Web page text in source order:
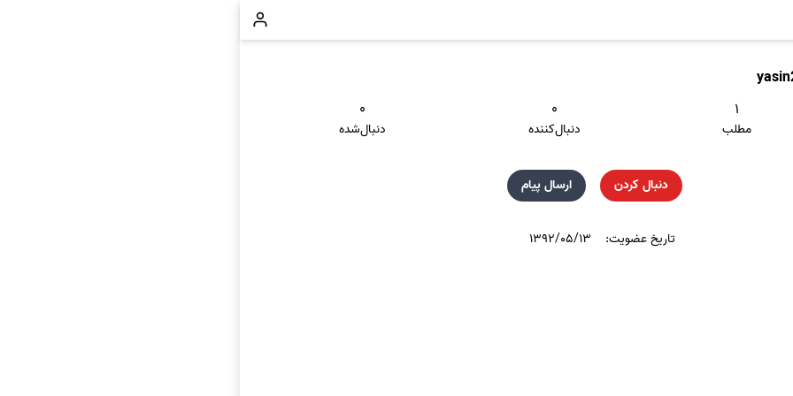
۱
مطلب
۰
دنبال‌کننده
۰
دنبال‌شده
دنبال کردن ارسال پیام
تاریخ عضویت: ۱۳۹۲/۰۵/۱۳